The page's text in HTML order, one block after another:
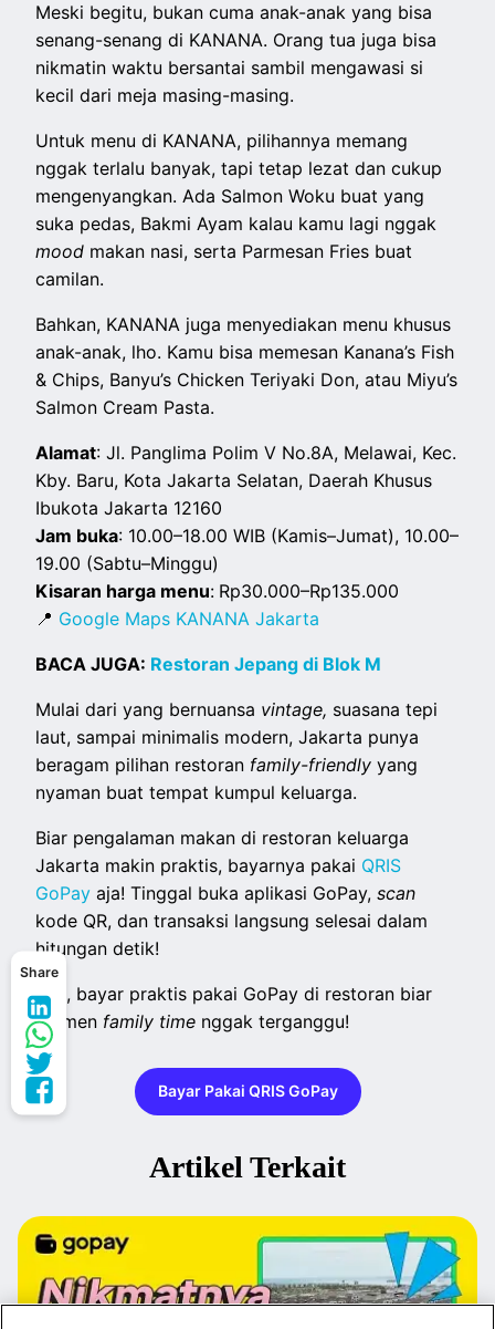
Share
Meski begitu, bukan cuma anak-anak yang bisa
senang-senang di KANANA. Orang tua juga bisa
nikmatin waktu bersantai sambil mengawasi si
kecil dari meja masing-masing.
Untuk menu di KANANA, pilihannya memang
nggak terlalu banyak, tapi tetap lezat dan cukup
mengenyangkan. Ada Salmon Woku buat yang
suka pedas, Bakmi Ayam kalau kamu lagi nggak
mood makan nasi, serta Parmesan Fries buat
camilan.
Bahkan, KANANA juga menyediakan menu khusus
anak-anak, lho. Kamu bisa memesan Kanana’s Fish
& Chips, Banyu’s Chicken Teriyaki Don, atau Miyu’s
Salmon Cream Pasta.
Alamat: Jl. Panglima Polim V No.8A, Melawai, Kec.
Kby. Baru, Kota Jakarta Selatan, Daerah Khusus
Ibukota Jakarta 12160
Jam buka: 10.00–18.00 WIB (Kamis–Jumat), 10.00–
19.00 (Sabtu–Minggu)
Kisaran harga menu: Rp30.000–Rp135.000
📍 Google Maps KANANA Jakarta
BACA JUGA: Restoran Jepang di Blok M
Mulai dari yang bernuansa vintage, suasana tepi
laut, sampai minimalis modern, Jakarta punya
beragam pilihan restoran family-friendlyyang
nyaman buat tempat kumpul keluarga.
Biar pengalaman makan di restoran keluarga
Jakarta makin praktis, bayarnya pakai QRIS
GoPay aja! Tinggal buka aplikasi GoPay,scan
kode QR, dan transaksi langsung selesai dalam
hitungan detik!
Yuk, bayar praktis pakai GoPay di restoran biar
momen family time nggak terganggu!
Bayar Pakai QRIS GoPay
Artikel Terkait